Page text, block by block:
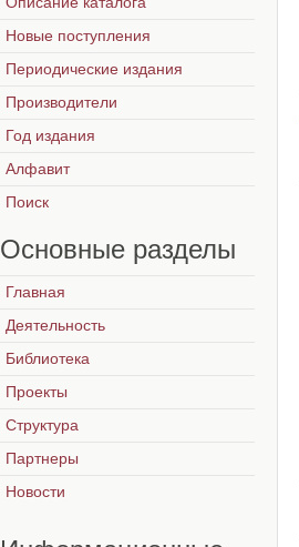
Новые поступления
Периодические издания
Производители
Год издания
Алфавит
Поиск
Основные разделы
Главная
Деятельность
Библиотека
Проекты
Структура
Партнеры
Новости